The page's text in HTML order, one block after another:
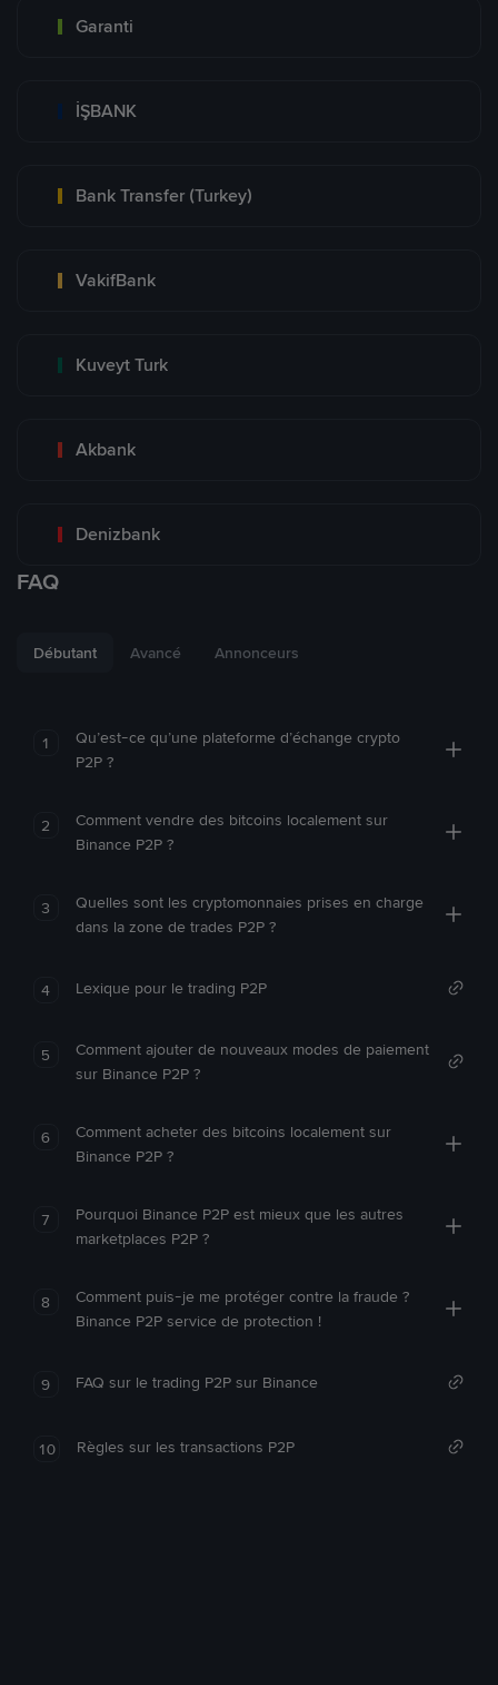
Garanti
İŞBANK
Bank Transfer (Turkey)
VakifBank
Kuveyt Turk
Akbank
Denizbank
FAQ
Débutant Avancé Annonceurs
1
Qu’est-ce qu’une plateforme d’échange crypto
P2P ?
2
Comment vendre des bitcoins localement sur
Binance P2P ?
3
Quelles sont les cryptomonnaies prises en charge
dans la zone de trades P2P ?
4 Lexique pour le trading P2P
5
Comment ajouter de nouveaux modes de paiement
sur Binance P2P ?
6
Comment acheter des bitcoins localement sur
Binance P2P ?
7
Pourquoi Binance P2P est mieux que les autres
marketplaces P2P ?
8
Comment puis-je me protéger contre la fraude ?
Binance P2P service de protection !
9 FAQ sur le trading P2P sur Binance
10 Règles sur les transactions P2P